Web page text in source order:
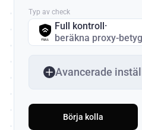
Typ av check
Full kontroll·
beräkna proxy-betyg
Avancerade
Börja kolla